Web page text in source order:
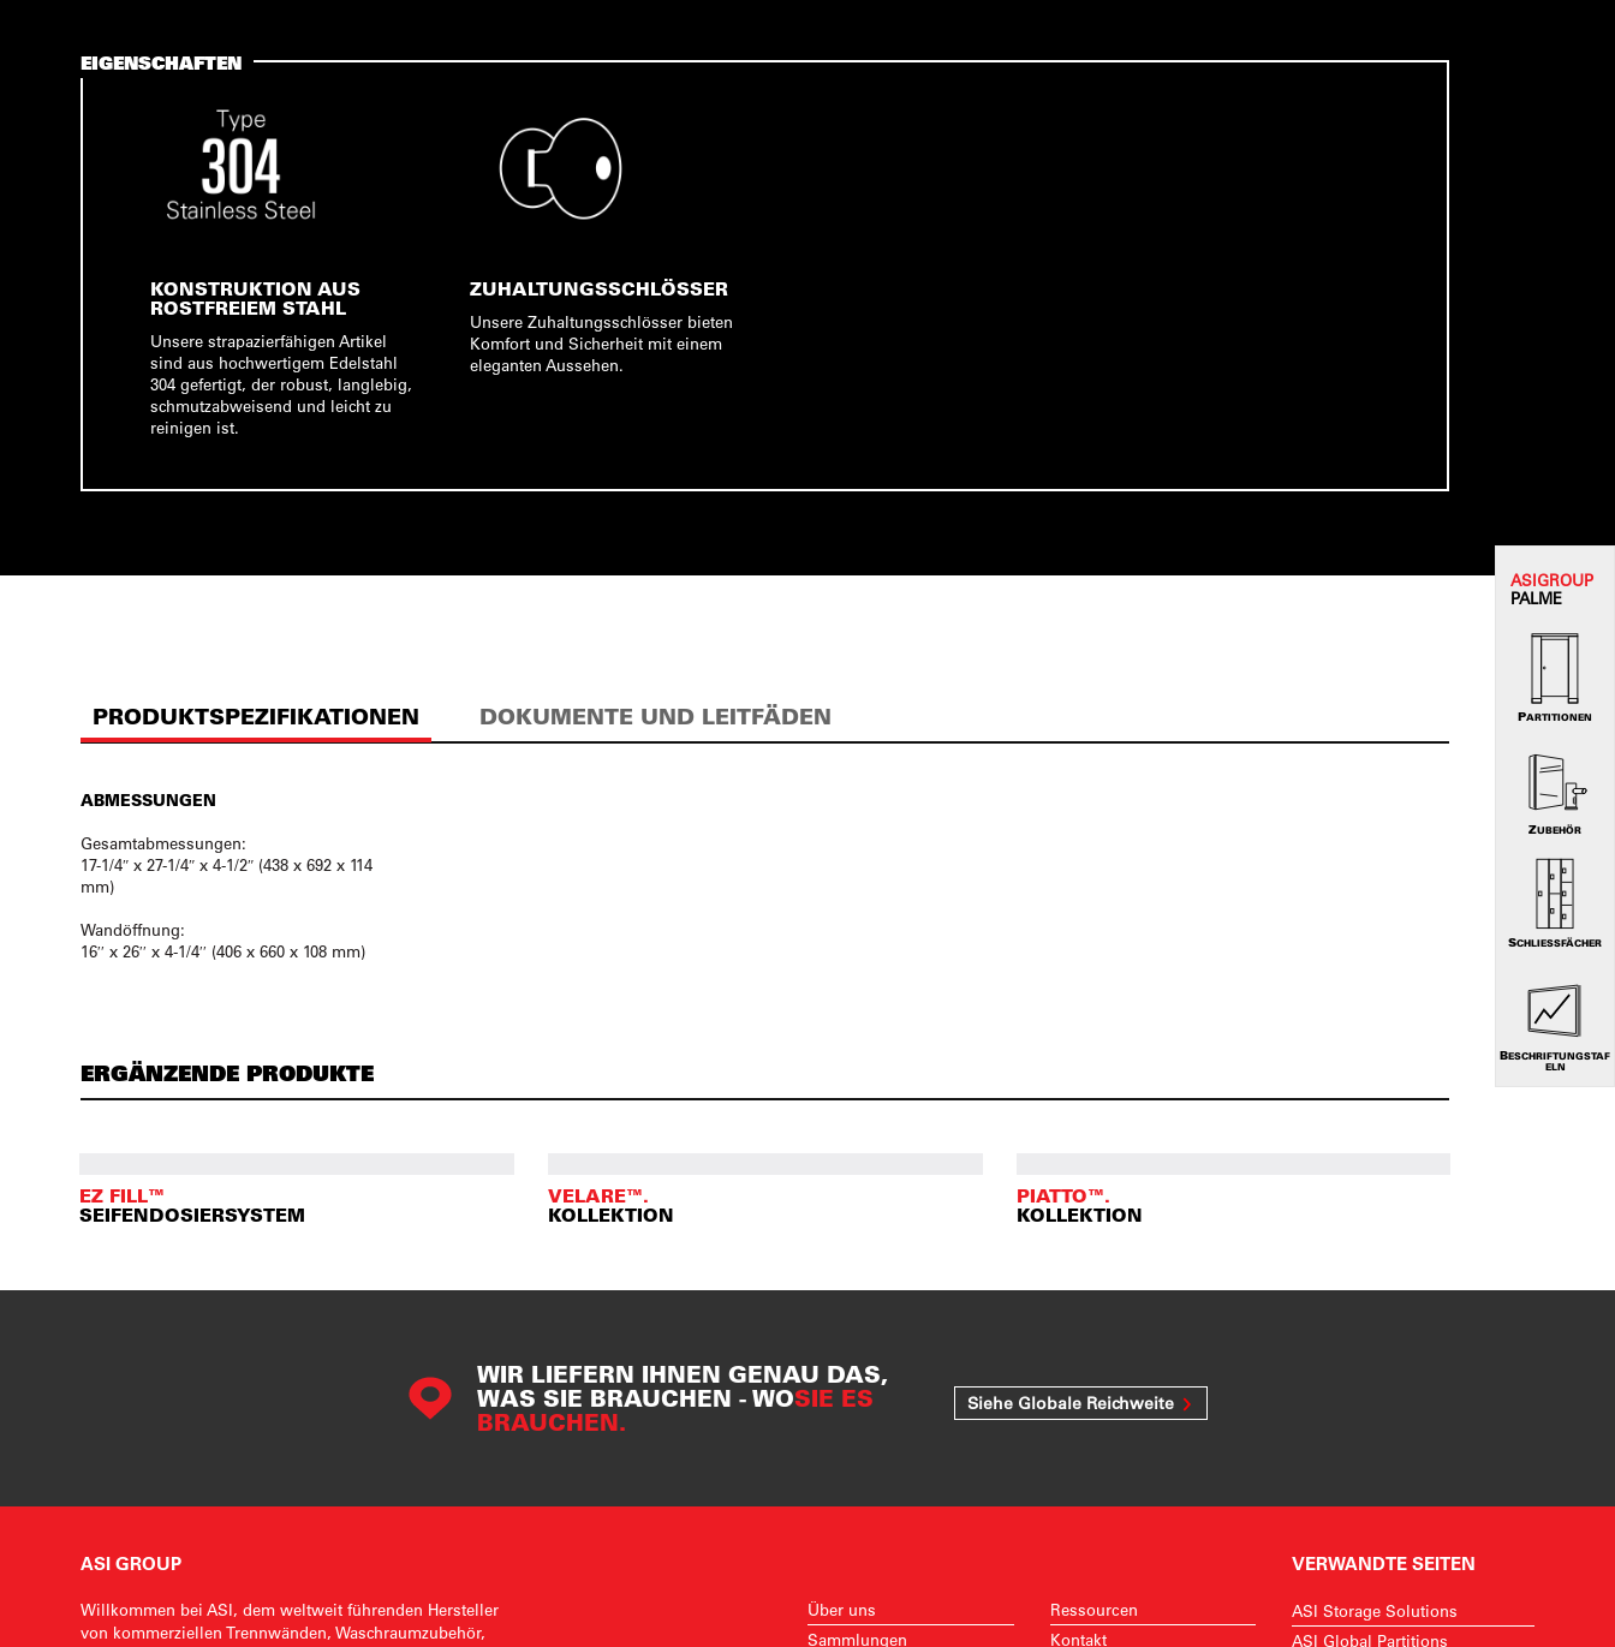
EIGENSCHAFTEN
KONSTRUKTION AUS
ROSTFREIEM STAHL
Unsere strapazierfähigen Artikel
sind aus hochwertigem Edelstahl
304 gefertigt, der robust, langlebig,
schmutzabweisend und leicht zu
reinigen ist.
ZUHALTUNGSSCHLÖSSER
Unsere Zuhaltungsschlösser bieten
Komfort und Sicherheit mit einem
eleganten Aussehen.
PRODUKTSPEZIFIKATIONEN DOKUMENTE UND LEITFÄDEN
ABMESSUNGEN
Gesamtabmessungen:
17-1/4″ x 27-1/4″ x 4-1/2″ (438 x 692 x 114
mm)
Wandöffnung:
16′′ x 26′′ x 4-1/4′′ (406 x 660 x 108 mm)
ERGÄNZENDE PRODUKTE
EZ FILL™
SEIFENDOSIERSYSTEM
VELARE™.
KOLLEKTION
PIATTO™.
KOLLEKTION
WIR LIEFERN IHNEN GENAU DAS,
WAS SIE BRAUCHEN - WOSIE ES
BRAUCHEN.
Siehe Globale Reichweite
ASIGROUP
PALME
PARTITIONEN
ZUBEHÖR
SCHLIESSFÄCHER
BESCHRIFTUNGSTAF
ELN
ASI GROUP
Willkommen bei ASI, dem weltweit führenden Hersteller
von kommerziellen Trennwänden, Waschraumzubehör,
Über uns
Sammlungen
Ressourcen
Kontakt
VERWANDTE SEITEN
ASI Storage Solutions
ASI Global Partitions